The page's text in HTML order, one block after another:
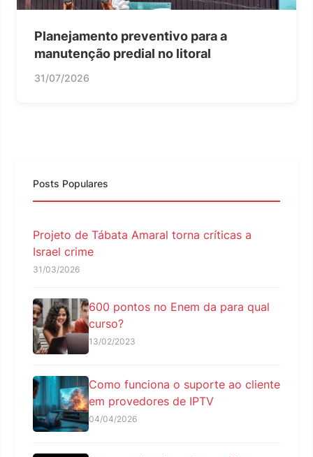
Planejamento preventivo para a
manutenção predial no litoral
31/07/2026
Posts Populares
Projeto de Tábata Amaral torna críticas a
Israel crime
31/03/2026
600 pontos no Enem da para qual
curso?
13/02/2023
Como funciona o suporte ao cliente
em provedores de IPTV
04/04/2026